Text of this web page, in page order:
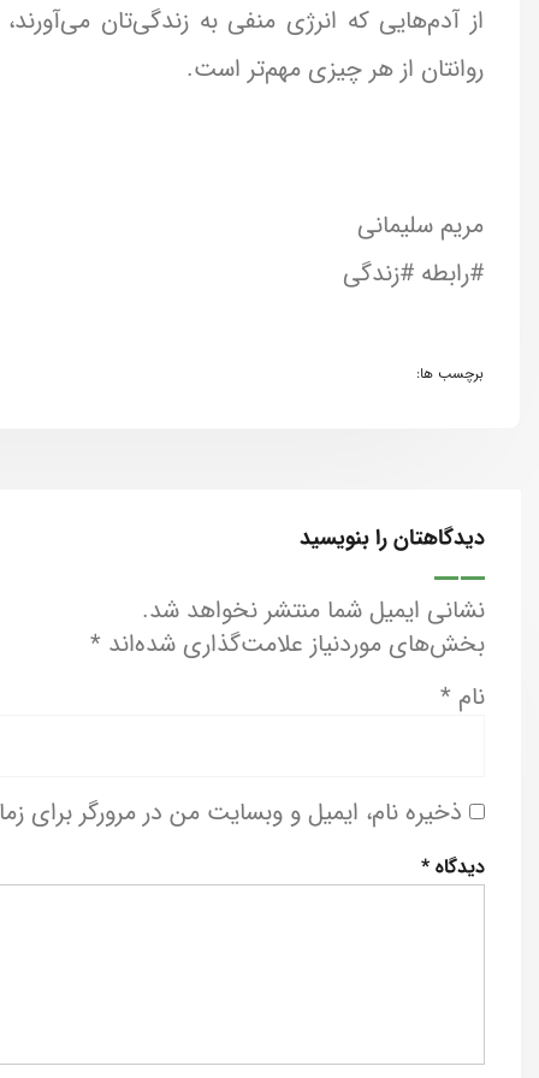
از آدم‌هایی که انرژی منفی به زندگی‌تان
روانتان از هر چیزی مهم‌تر است.
مریم سلیمانی
#رابطه #زندگی
برچسب ها:
دیدگاهتان را بنویسید
نشانی ایمیل شما منتشر نخواهد شد.
بخش‌های موردنیاز علامت‌گذاری شده‌اند *
نام *
ذخیره نام، ایمیل و وبسایت من در مرورگر برای
دیدگاه*